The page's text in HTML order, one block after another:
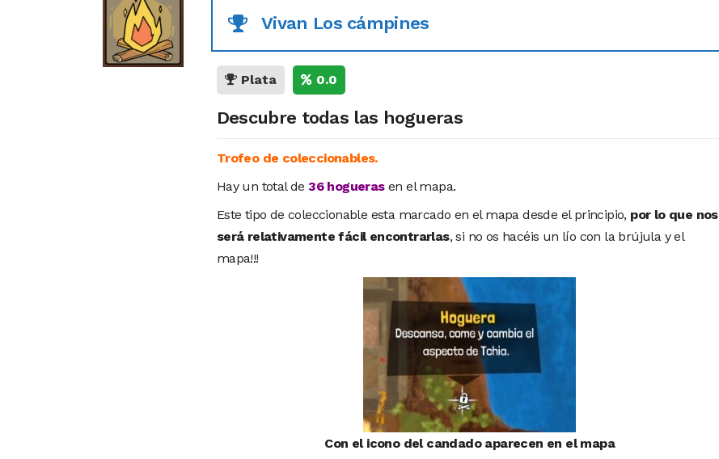
Vivan Los cámpines
Plata 0.0
Descubre todas las hogueras
Trofeo de coleccionables.
Hay un total de36 hoguerasen el mapa.
Este tipo de coleccionable esta marcado en el mapa desde el principio, por lo que nos
será relativamente fácil encontrarlas, si no os hacéis un lío con la brújula y el
mapa!!!
Con el icono del candado aparecen en el mapa